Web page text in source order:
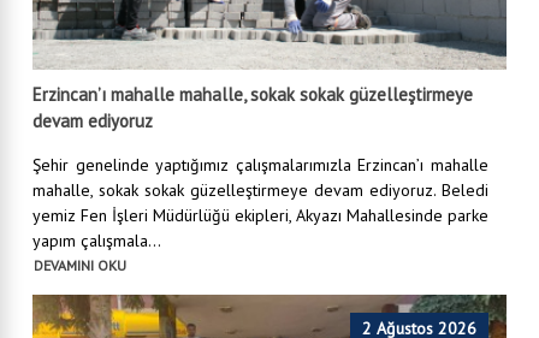
Erzincan’ı mahalle mahalle, sokak sokak güzelleştirmeye
devam ediyoruz
Şehir genelinde yaptığımız çalışmalarımızla Erzincan’ı mahalle
mahalle, sokak sokak güzelleştirmeye devam ediyoruz. Beledi
yemiz Fen İşleri Müdürlüğü ekipleri, Akyazı Mahallesinde parke
yapım çalışmala...
DEVAMINI OKU
2 Ağustos 2026